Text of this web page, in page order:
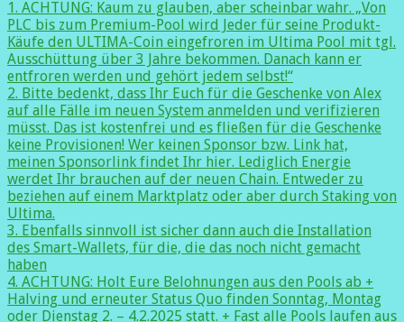
1. ACHTUNG: Kaum zu glauben, aber scheinbar wahr. „Von
PLC bis zum Premium-Pool wird Jeder für seine Produkt-
Käufe den ULTIMA-Coin eingefroren im Ultima Pool mit tgl.
Ausschüttung über 3 Jahre bekommen. Danach kann er
entfroren werden und gehört jedem selbst!“
2. Bitte bedenkt, dass Ihr Euch für die Geschenke von Alex
auf alle Fälle im neuen System anmelden und verifizieren
müsst. Das ist kostenfrei und es fließen für die Geschenke
keine Provisionen! Wer keinen Sponsor bzw. Link hat,
meinen Sponsorlink findet Ihr hier. Lediglich Energie
werdet Ihr brauchen auf der neuen Chain. Entweder zu
beziehen auf einem Marktplatz oder aber durch Staking von
Ultima.
3. Ebenfalls sinnvoll ist sicher dann auch die Installation
des Smart-Wallets, für die, die das noch nicht gemacht
haben
4. ACHTUNG: Holt Eure Belohnungen aus den Pools ab +
Halving und erneuter Status Quo finden Sonntag, Montag
oder Dienstag 2. – 4.2.2025 statt. + Fast alle Pools laufen aus